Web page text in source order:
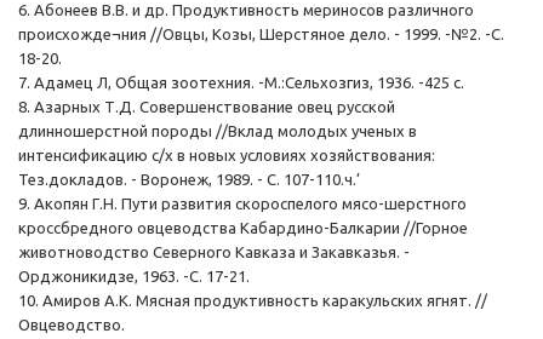
6. Абонеев В.В. и др. Продуктивность мериносов различного
происхожде¬ния //Овцы, Козы, Шерстяное дело. - 1999. -№2. -С.
18-20.
7. Адамец Л, Общая зоотехния. -М.:Сельхозгиз, 1936. -425 с.
8. Азарных Т.Д. Совершенствование овец русской
длинношерстной породы //Вклад молодых ученых в
интенсификацию с/х в новых условиях хозяйствования:
Тез.докладов. - Воронеж, 1989. - С. 107-110.ч.’
9. Акопян Г.Н. Пути развития скороспелого мясо-шерстного
кроссбредного овцеводства Кабардино-Балкарии //Горное
животноводство Северного Кавказа и Закавказья. -
Орджоникидзе, 1963. -С. 17-21.
10. Амиров А.К. Мясная продуктивность каракульских ягнят. //
Овцеводство.